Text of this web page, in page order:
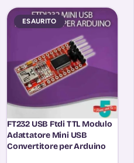
ESAURITO
FT232 USB Ftdi TTL Modulo
Adattatore Mini USB
Convertitore per Arduino